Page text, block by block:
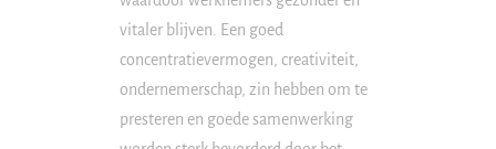
vitaler blijven. Een goed
concentratievermogen, creativiteit,
ondernemerschap, zin hebben om te
presteren en goede samenwerking